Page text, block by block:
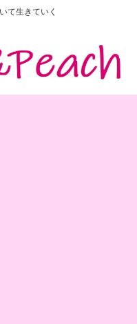
て生きていく